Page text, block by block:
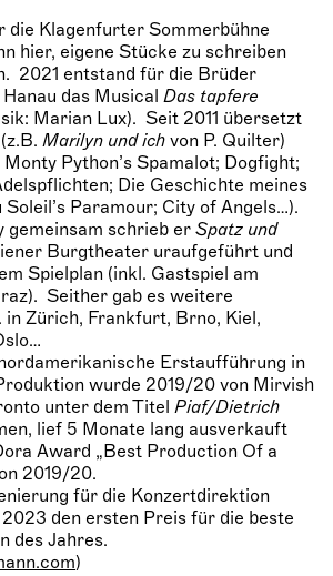
Klagenfurter Sommerbühne
hier, eigene Stücke zu schreiben
2021 entstand für die Brüder
das Musical Das tapfere
Marian Lux). Seit 2011 übersetzt
Marilyn und ich von P. Quilter)
Python’s Spamalot; Dogfight;
Die Geschichte meines
Soleil’s Paramour; City of Angels…).
gemeinsam schrieb er Spatz und
Burgtheater uraufgeführt und
Spielplan (inkl. Gastspiel am
Seither gab es weitere
in Zürich, Frankfurt, Brno, Kiel,
Erstaufführung in
wurde 2019/20 von Mirvish
unter dem Titel Piaf/Dietrich
lief 5 Monate lang ausverkauft
Award „Best Production Of a
2019/20.
für die Konzertdirektion
den ersten Preis für die beste
des Jahres.
)